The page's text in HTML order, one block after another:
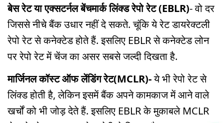
बेस रेट या एक्सटर्नल बेंचमार्क लिंक्ड रेपो रेट (EBLR)- वो दर
जिससे नीचे बैंक उधार नहीं दे सकते. चूंकि ये रेट डायरेक्टली
रेपो रेट से कनेक्टेड होते हैं. इसलिए EBLR से कनेक्टेड लोन
पर रेपो रेट में चेंज का असर सबसे जल्दी दिखता है.
मार्जिनल कॉस्ट ऑफ लेंडिंग रेट(MCLR)-ये भी रेपो रेट से
लिंक्ड होती है, लेकिन इसमें बैंक अपने कामकाज में आने वाले
खर्चों को भी जोड़ देते हैं. इसलिए EBLR के मुकाबले MCLR